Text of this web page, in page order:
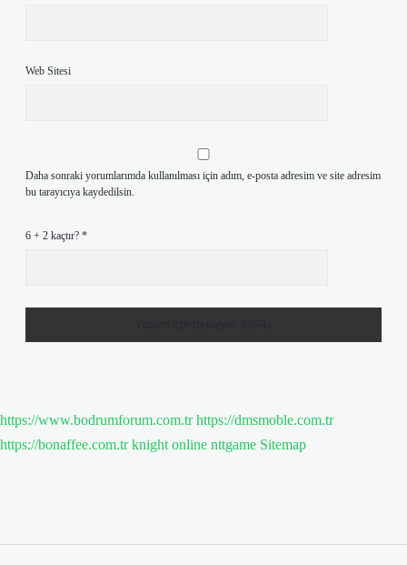
Web Sitesi
Daha sonraki yorumlarımda kullanılması için adım, e-posta adresim ve site adresim
bu tarayıcıya kaydedilsin.
6 + 2 kaçtır? *
https://www.bodrumforum.com.tr https://dmsmoble.com.tr
https://bonaffee.com.tr knight online nttgame Sitemap